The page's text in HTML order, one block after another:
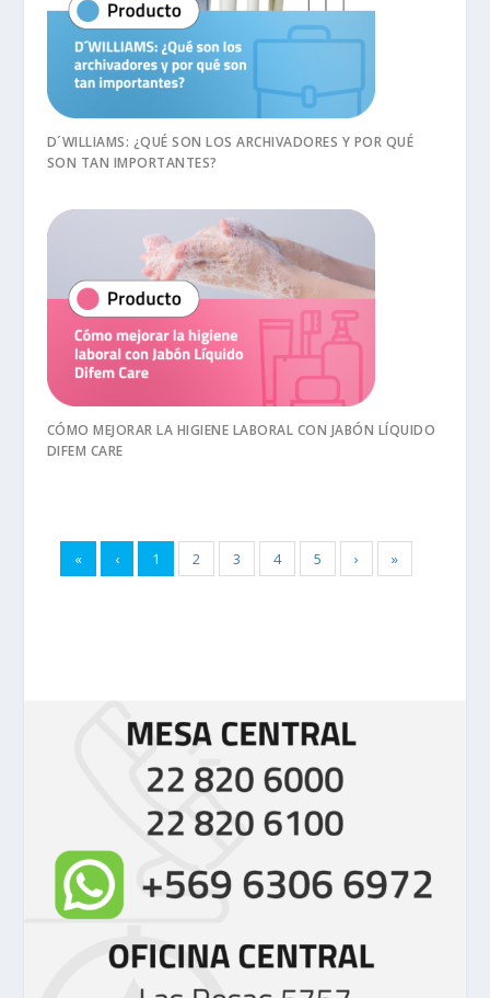
D´WILLIAMS: ¿QUÉ SON LOS ARCHIVADORES Y POR QUÉ
SON TAN IMPORTANTES?
CÓMO MEJORAR LA HIGIENE LABORAL CON JABÓN LÍQUIDO
DIFEM CARE
« ‹ 1 2 3 4 5 › »